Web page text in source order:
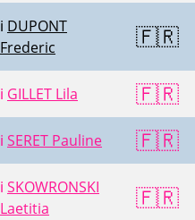
ℹ️ DUPONT
Frederic
🇫🇷
ℹ️ GILLET Lila 🇫🇷
ℹ️ SERET Pauline 🇫🇷
ℹ️ SKOWRONSKI
Laetitia
🇫🇷